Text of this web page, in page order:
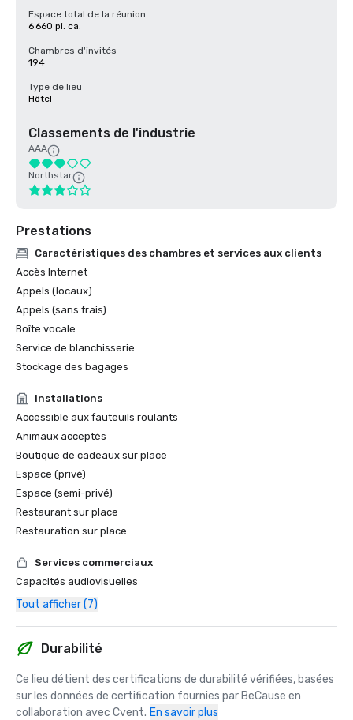
Espace total de la réunion
6 660 pi. ca.
Chambres d'invités
194
Type de lieu
Hôtel
Classements de l'industrie
AAA
Northstar
Prestations
Caractéristiques des chambres et services aux clients
Accès Internet
Appels (locaux)
Appels (sans frais)
Boîte vocale
Service de blanchisserie
Stockage des bagages
Installations
Accessible aux fauteuils roulants
Animaux acceptés
Boutique de cadeaux sur place
Espace (privé)
Espace (semi-privé)
Restaurant sur place
Restauration sur place
Services commerciaux
Capacités audiovisuelles
Tout afficher (7)
Durabilité
Ce lieu détient des certifications de durabilité vérifiées, basées
sur les données de certification fournies par BeCause en
collaboration avec Cvent. En savoir plus